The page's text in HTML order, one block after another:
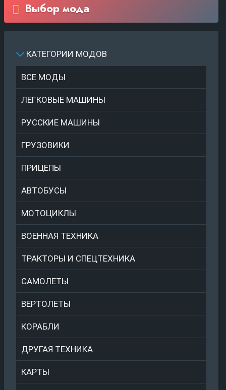
Выбор мода
КАТЕГОРИИ МОДОВ
ВСЕ МОДЫ
ЛЕГКОВЫЕ МАШИНЫ
РУССКИЕ МАШИНЫ
ГРУЗОВИКИ
ПРИЦЕПЫ
АВТОБУСЫ
МОТОЦИКЛЫ
ВОЕННАЯ ТЕХНИКА
ТРАКТОРЫ И СПЕЦТЕХНИКА
САМОЛЕТЫ
ВЕРТОЛЕТЫ
КОРАБЛИ
ДРУГАЯ ТЕХНИКА
КАРТЫ